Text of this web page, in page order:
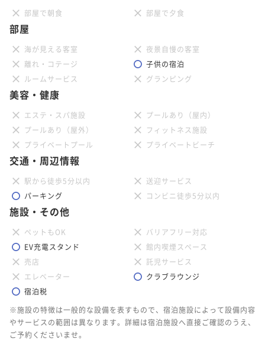
部屋で朝食 部屋で夕食
部屋
海が見える客室
夜景自慢の客室
離れ・コテージ
子供の宿泊
ルームサービス
グランピング
美容・健康
エステ・スパ施設
プールあり（屋内）
プールあり（屋外）
フィットネス施設
プライベートプール
プライベートビーチ
交通・周辺情報
駅から徒歩5分以内
送迎サービス
パーキング
コンビニ徒歩5分以内
施設・その他
ペットもOK
バリアフリー対応
EV充電スタンド
館内喫煙スペース
売店
託児サービス
エレベーター
クラブラウンジ
宿泊税
※施設の特徴は一般的な設備を表すもので、宿泊施設によって設備内容
やサービスの範囲は異なります。詳細は宿泊施設へ直接ご確認のうえ、
ご予約くださいませ。